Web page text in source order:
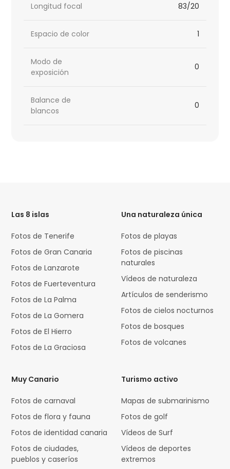
Longitud focal 83/20
Espacio de color 1
Modo de
exposición
0
Balance de
blancos
0
Las 8 islas
Fotos de Tenerife
Fotos de Gran Canaria
Fotos de Lanzarote
Fotos de Fuerteventura
Fotos de La Palma
Fotos de La Gomera
Fotos de El Hierro
Fotos de La Graciosa
Una naturaleza única
Fotos de playas
Fotos de piscinas
naturales
Vídeos de naturaleza
Artículos de senderismo
Fotos de cielos nocturnos
Fotos de bosques
Fotos de volcanes
Muy Canario
Fotos de carnaval
Fotos de flora y fauna
Fotos de identidad canaria
Fotos de ciudades,
pueblos y caseríos
Turismo activo
Mapas de submarinismo
Fotos de golf
Vídeos de Surf
Vídeos de deportes
extremos